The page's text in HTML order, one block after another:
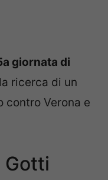
giornata di
ricerca di un
Verona e
Gotti